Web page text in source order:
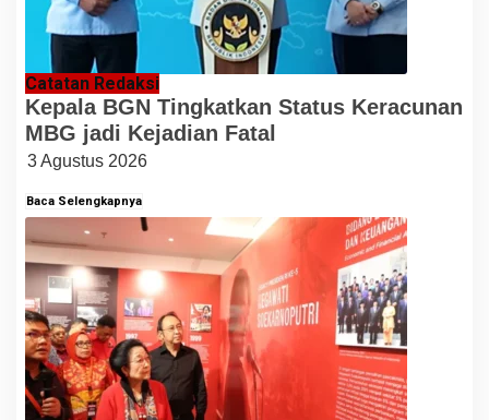
Catatan Redaksi
Kepala BGN Tingkatkan Status Keracunan
MBG jadi Kejadian Fatal
3 Agustus 2026
Baca Selengkapnya